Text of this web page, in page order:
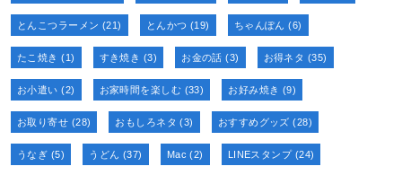
とんこつラーメン (21) とんかつ (19) ちゃんぽん (6)
たこ焼き (1) すき焼き (3) お金の話 (3) お得ネタ (35)
お小遣い (2) お家時間を楽しむ (33) お好み焼き (9)
お取り寄せ (28) おもしろネタ (3) おすすめグッズ (28)
うなぎ (5) うどん (37) Mac (2) LINEスタンプ (24)